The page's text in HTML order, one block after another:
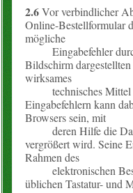
2.6Vor verbindlicher
Online-Bestellformular
mögliche
Eingabefehler durch
Bildschirm
wirksames
technisches Mittel
Eingabefehlern kann
Browsers sein, mit
deren Hilfe die
vergrößert wird. Seine
Rahmen des
elektronischen
üblichen Tastatur- und